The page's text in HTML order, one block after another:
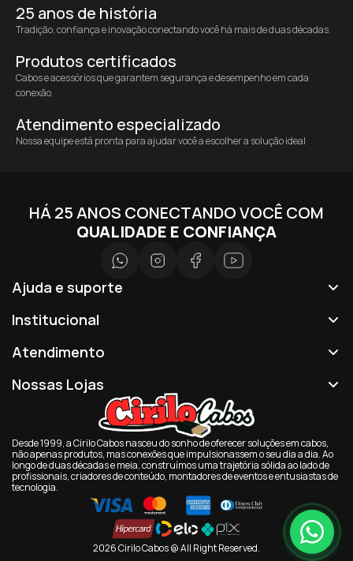
25 anos de história
Tradição, confiança e inovação conectando você há mais de duas décadas.
Produtos certificados
Cabos e acessórios que garantem segurança e desempenho em cada
conexão.
Atendimento especializado
Nossa equipe está pronta para ajudar você a escolher a solução ideal
HÁ 25 ANOS CONECTANDO VOCÊ COM
QUALIDADE E CONFIANÇA
Ajuda e suporte
Institucional
Atendimento
Nossas Lojas
Desde 1999, a Cirilo Cabos nasceu do sonho de oferecer soluções em cabos,
não apenas produtos, mas conexões que impulsionassem o seu dia a dia. Ao
longo de duas décadas e meia, construímos uma trajetória sólida ao lado de
profissionais, criadores de conteúdo, montadores de eventos e entusiastas de
tecnologia.
2026 Cirilo Cabos @ All Right Reserved.